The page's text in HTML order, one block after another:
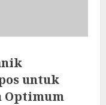
untuk
Optimum